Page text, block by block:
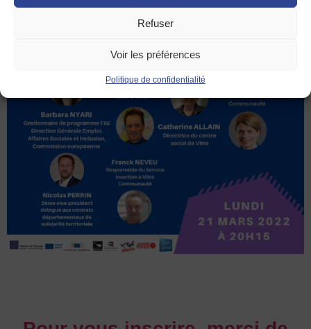
Refuser
Voir les préférences
Politique de confidentialité